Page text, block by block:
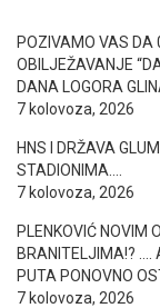
POZIVAMO VAS
OBILJEŽAVANJE
DANA LOGORA
7 kolovoza, 2026
HNS I DRŽAVA
STADIONIMA….
7 kolovoza, 2026
PLENKOVIĆ NOVIM
BRANITELJIMA!? ….
PUTA PONOVNO
7 kolovoza, 2026